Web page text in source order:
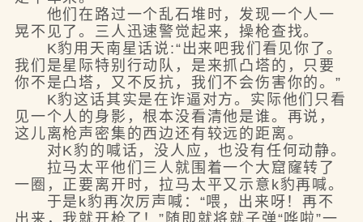
他们在路过一个乱石堆时，发现一个人一
晃不见了。三人迅速警觉起来，操枪查找。
K豹用天南星话说:“出来吧我们看见你了。
我们是星际特别行动队，是来抓凸塔的，只要
你不是凸塔，又不反抗，我们不会伤害你的。”
K豹这话其实是在诈逼对方。实际他们只看
见一个人的身影，根本没看清他是谁。再说，
这儿离枪声密集的西边还有较远的距离。
对K豹的喊话，没人应，也没有任何动静。
拉马太平他们三人就围着一个大窟窿转了
一圈，正要离开时，拉马太平又示意k豹再喊。
于是k豹再次厉声喊：“喂，出来呀！再不
出来，我就开枪了！”随即就将就子弹“哗啦”一